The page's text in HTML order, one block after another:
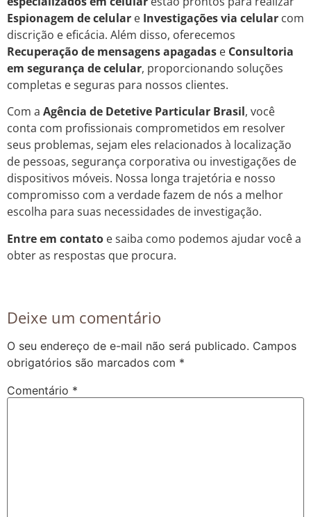
Espionagem de celular e Investigações via celular com
discrição e eficácia. Além disso, oferecemos
Recuperação de mensagens apagadas e Consultoria
em segurança de celular, proporcionando soluções
completas e seguras para nossos clientes.
Com a Agência de Detetive Particular Brasil, você
conta com profissionais comprometidos em resolver
seus problemas, sejam eles relacionados à localização
de pessoas, segurança corporativa ou investigações de
dispositivos móveis. Nossa longa trajetória e nosso
compromisso com a verdade fazem de nós a melhor
escolha para suas necessidades de investigação.
Entre em contato e saiba como podemos ajudar você a
obter as respostas que procura.
Deixe um comentário
O seu endereço de e-mail não será publicado. Campos
obrigatórios são marcados com *
Comentário *